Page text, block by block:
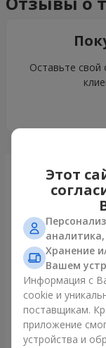
Оставьте
Этот
Хранение
Вашем
Информация с
cookie и
поставщикам.
приложение
устройства и